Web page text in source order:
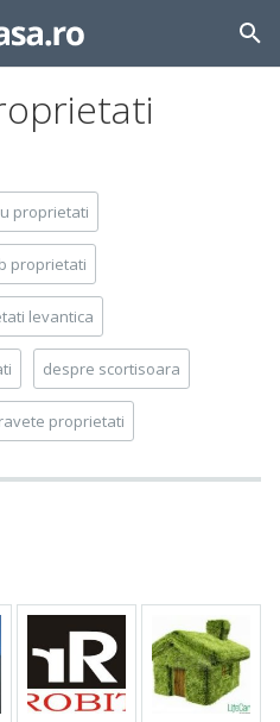
proprietati
proprietati
levantica
despre scortisoara
proprietati